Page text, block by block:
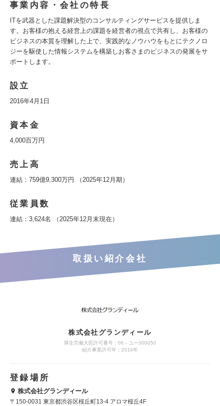
事業内容・会社の特長
ITを武器とした課題解決型のコンサルティングサービスを提供しま
す。お客様の抱える経営上の課題を経営者の視点で共有し、お客様の
ビジネスの本質を理解した上で、実践的なノウハウをもとにテクノロ
ジーを駆使した情報システムを構築しお客さまのビジネスの発展をサ
ポートします。
設立
2016年4月1日
資本金
4,000百万円
売上高
連結：759億9,300万円 （2025年12月期）
従業員数
連結：3,624名 （2025年12月末現在）
取扱い紹介会社
株式会社グランディール
厚生労働大臣許可番号：06－ユー300050
紹介事業許可年：2016年
登録場所
株式会社グランディール
〒150-0031 東京都渋谷区桜丘町13-4 アロマ桜丘4F